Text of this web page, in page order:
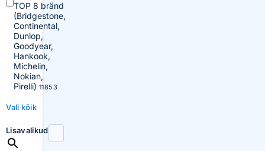
TOP 8 bränd
(Bridgestone,
Continental,
Dunlop,
Goodyear,
Hankook,
Michelin,
Nokian,
Pirelli) 11853
Vali kõik
Lisavalikud